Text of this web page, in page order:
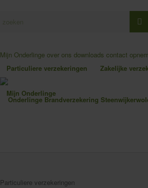
Mijn Onderlinge over ons downloads contact
Particuliere verzekeringen
Zakelijke
Mijn Onderlinge
Particuliere verzekeringen